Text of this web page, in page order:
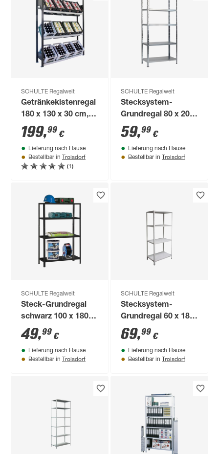
SCHULTE Regalwelt
Getränkekistenregal
180 x 130 x 30 cm,
schwarz/silber
199,99 €
Lieferung nach Hause
Bestellbar in Troisdorf
(1)
SCHULTE Regalwelt
Stecksystem-
Grundregal 80 x 200
x 35 cm
59,99 €
Lieferung nach Hause
Bestellbar in Troisdorf
SCHULTE Regalwelt
Steck-Grundregal
schwarz 100 x 180 x
35 cm, 4 Böden à 65
kg
49,99 €
Lieferung nach Hause
Bestellbar in Troisdorf
SCHULTE Regalwelt
Stecksystem-
Grundregal 60 x 180
x 50 cm
69,99 €
Lieferung nach Hause
Bestellbar in Troisdorf